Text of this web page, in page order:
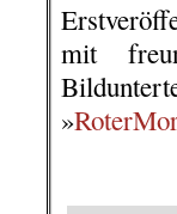
mit
»